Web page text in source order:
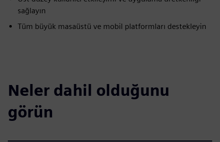
sağlayın
Tüm büyük masaüstü ve mobil platformları destekleyin
Neler dahil olduğunu
görün